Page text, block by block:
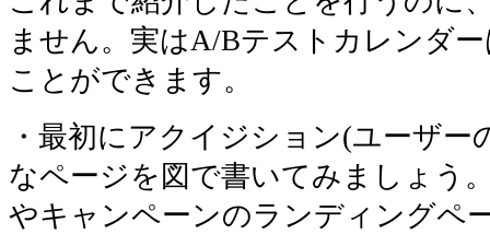
ません。実はA/Bテストカレンダ
ことができます。
・最初にアクイジション(ユーザー
なページを図で書いてみましょう
やキャンペーンのランディングペ